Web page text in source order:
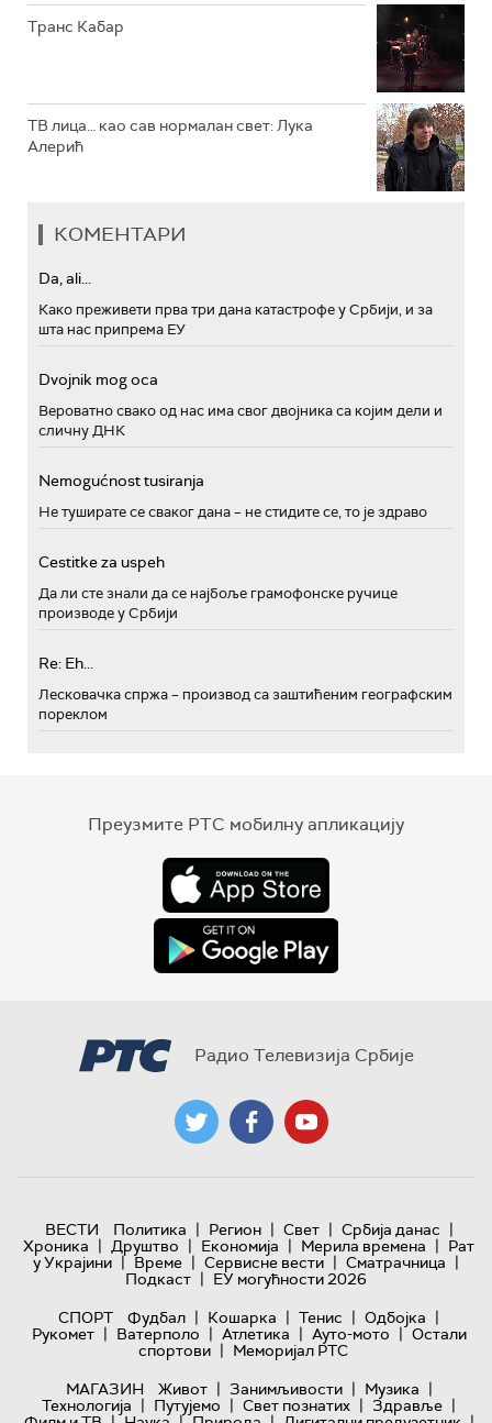
Транс Кабар
ТВ лица… као сав нормалан свет: Лука
Алерић
КОМЕНТАРИ
Da, ali...
Како преживети прва три дана катастрофе у Србији, и за
шта нас припрема ЕУ
Dvojnik mog oca
Вероватно свако од нас има свог двојника са којим дели и
сличну ДНК
Nemogućnost tusiranja
Не туширате се сваког дана – не стидите се, то је здраво
Cestitke za uspeh
Да ли сте знали да се најбоље грамофонске ручице
производе у Србији
Re: Eh...
Лесковачка спржа – производ са заштићеним географским
пореклом
Преузмите РТС мобилну апликацију
Радио Телевизија Србије
ВЕСТИ Политика | Регион | Свет | Србија данас |
Хроника | Друштво | Економија | Мерила времена | Рат
у Украјини | Време | Сервисне вести | Сматрачница |
Подкаст | ЕУ могућности 2026
СПОРТ
Фудбал | Кошарка | Тенис | Одбојка |
Рукомет | Ватерполо | Атлетика | Ауто-мото | Остали
спортови | Меморијал РТС
МАГАЗИН
Живот | Занимљивости | Музика |
Технологијa | Путујемо | Свет познатих | Здравље |